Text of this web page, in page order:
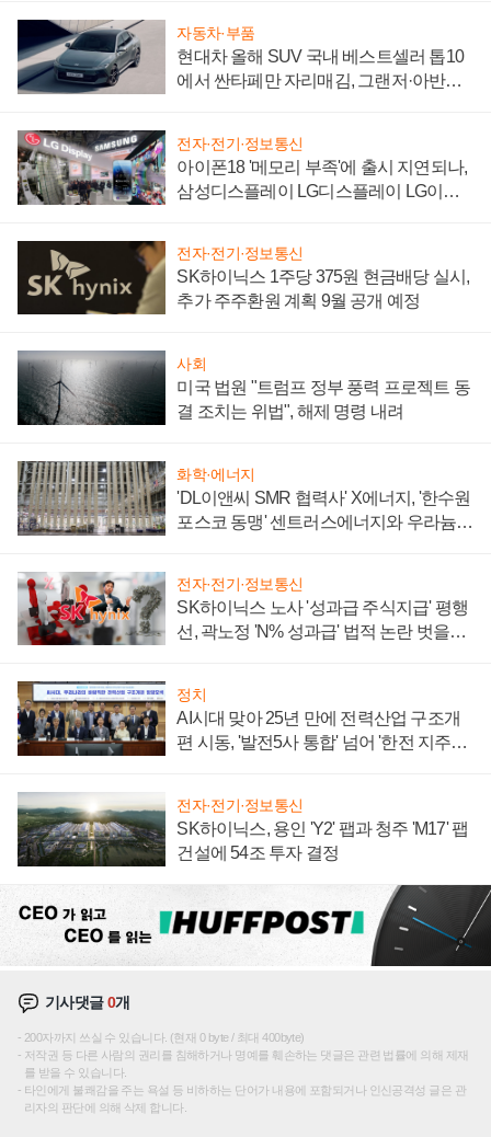
자동차·부품
현대차 올해 SUV 국내 베스트셀러 톱10
에서 싼타페만 자리매김, 그랜저·아반떼
전자·전기·정보통신
아이폰18 '메모리 부족'에 출시 지연되나,
삼성디스플레이 LG디스플레이 LG이노
전자·전기·정보통신
SK하이닉스 1주당 375원 현금배당 실시,
추가 주주환원 계획 9월 공개 예정
사회
미국 법원 "트럼프 정부 풍력 프로젝트 동
결 조치는 위법", 해제 명령 내려
화학·에너지
'DL이앤씨 SMR 협력사' X에너지, '한수원
포스코 동맹' 센트러스에너지와 우라늄
전자·전기·정보통신
SK하이닉스 노사 '성과급 주식지급' 평행
선, 곽노정 'N% 성과급' 법적 논란 벗을지
정치
AI시대 맞아 25년 만에 전력산업 구조개
편 시동, '발전5사 통합' 넘어 '한전 지주사'
전자·전기·정보통신
SK하이닉스, 용인 'Y2' 팹과 청주 'M17' 팹
건설에 54조 투자 결정
기사댓글0개
200자까지 쓰실 수 있습니다. (현재 0 byte / 최대 400byte)
저작권 등 다른 사람의 권리를 침해하거나 명예를 훼손하는 댓글은 관련 법률에 의해 제재
를 받을 수 있습니다.
타인에게 불쾌감을 주는 욕설 등 비하하는 단어가 내용에 포함되거나 인신공격성 글은 관
리자의 판단에 의해 삭제 합니다.